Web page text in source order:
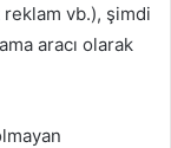
vb.), şimdi
aracı olarak